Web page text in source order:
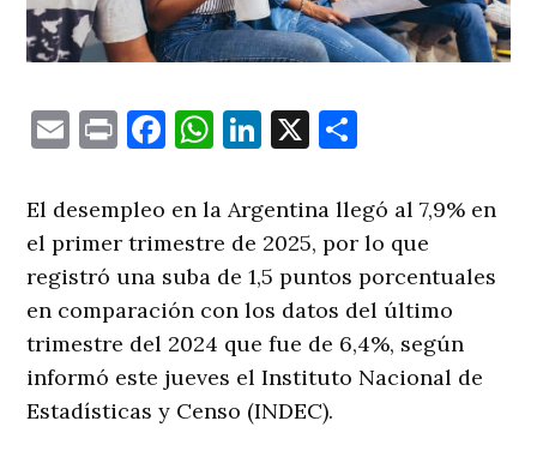
EmailPrintFacebook
WhatsApp
LinkedIn
X
El desempleo en la Argentina llegó al 7,9% en
el primer trimestre de 2025, por lo que
registró una suba de 1,5 puntos porcentuales
en comparación con los datos del último
trimestre del 2024 que fue de 6,4%, según
informó este jueves el Instituto Nacional de
Estadísticas y Censo (INDEC).